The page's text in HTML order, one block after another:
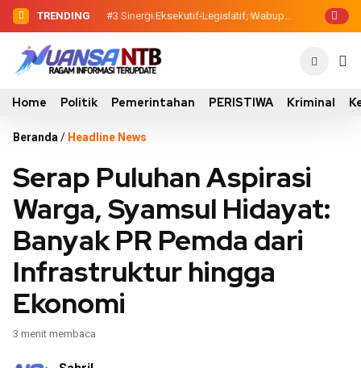
TRENDING #2 Dewan Pendidikan Temukan
Kondisi 305 Siswa SDN Kanar Belajar di
#3 Sinergi Eksekutif-Legislatif, Wabup
Ansori Serahkan Tujuh Kontainer
Home Politik Pemerintahan PERISTIWA Kriminal
Beranda / Headline News
Serap Puluhan Aspirasi
Warga, Syamsul Hidayat:
Banyak PR Pemda dari
Infrastruktur hingga
Ekonomi
3 menit membaca